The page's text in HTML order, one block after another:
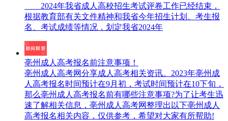
2024年我省成人高校招生考试评卷工作已经结束，
根据教育部有关文件精神和我省今年招生计划、考生报
名、考试成绩等情况，划定我省2024年
亳州成人高考报名前注意事项！
亳州成人高考网分享成人高考相关资讯。2023年亳州成
人高考报名时间预计在9月初，考试时间预计在10下旬，
那么亳州成人高考报名前有哪些注意事项?为了让考生迅
速了解相关信息，亳州成人高考网整理出以下亳州成人
高考报名相关内容，仅供参考，希望对大家有所帮助!